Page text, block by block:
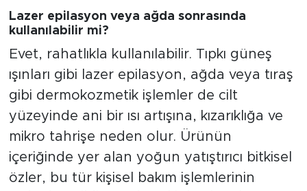
Lazer epilasyon veya ağda sonrasında
kullanılabilir mi?
Evet, rahatlıkla kullanılabilir. Tıpkı güneş
ışınları gibi lazer epilasyon, ağda veya tıraş
gibi dermokozmetik işlemler de cilt
yüzeyinde ani bir ısı artışına, kızarıklığa ve
mikro tahrişe neden olur. Ürünün
içeriğinde yer alan yoğun yatıştırıcı bitkisel
özler, bu tür kişisel bakım işlemlerinin